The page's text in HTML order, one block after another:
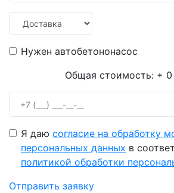
Нужен автобетононасос
Общая стоимость: + 0
Я даю согласие на обработку
персональных данных в
политикой обработки
Отправить заявку